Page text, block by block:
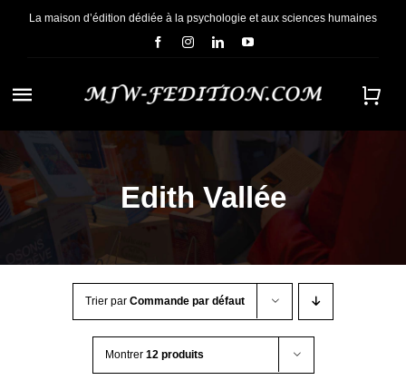
PasserLa maison d’édition dédiée à la psychologie et aux sciences humaines
Navigation
à
bascule
ACCUEIL
NOUS CONNAÎTRE
CONTACT
Edith Vallée
Trier par Commande par défaut
Montrer 12 produits